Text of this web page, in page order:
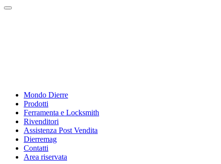
Mondo Dierre
Prodotti
Ferramenta e Locksmith
Rivenditori
Assistenza Post Vendita
Dierremag
Contatti
Area riservata